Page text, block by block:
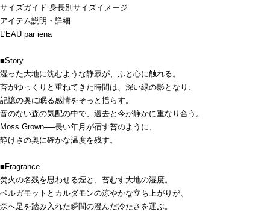
サイズガイド 身長別サイズイメージ
アイテム説明・詳細
L'EAU par iena
■Story
湿った大地に沈むような静寂が、ふと心に触れる。
苔がゆっくりと重ねてきた時間は、深い緑の影となり、
記憶の奥に眠る感情をそっと揺らす。
音のない森の気配の中で、過去と今が静かに重なり合う。
Moss Grown──長い年月が宿す苔のように、
静けさの奥に確かな温度を残す。
■Fragrance
焚火の名残を思わせる煙と、苔むす大地の湿度。
ベルガモットとカルダモンの涼やかな立ち上がりが、
森へ足を踏み入れた瞬間の澄んだ冷たさを運ぶ。